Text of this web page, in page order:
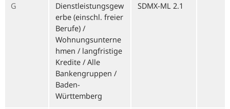
G
Dienstleistungsgew
erbe (einschl. freier
Berufe) /
Wohnungsunterne
hmen / langfristige
Kredite / Alle
Bankengruppen /
Baden-
Württemberg
SDMX-ML 2.1